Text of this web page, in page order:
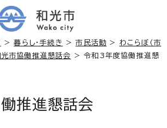
>暮らし・手続き >市民活動 > わこらぼ（市
光市協働推進懇話会
> 令和3年度協働推進懇
推進懇話会